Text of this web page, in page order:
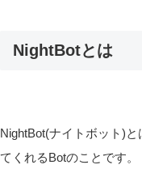
NightBotとは
NightBot(ナイトボット)
てくれるBotのことです。